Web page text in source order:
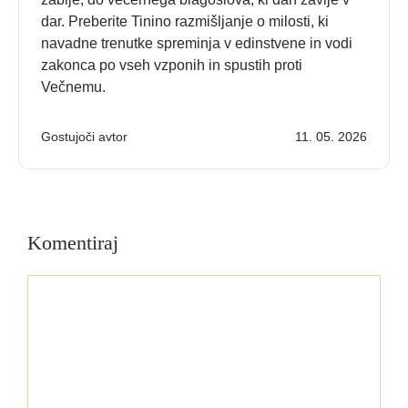
dar. Preberite Tinino razmišljanje o milosti, ki
navadne trenutke spreminja v edinstvene in vodi
zakonca po vseh vzponih in spustih proti
Večnemu.
Gostujoči avtor 11. 05. 2026
Komentiraj